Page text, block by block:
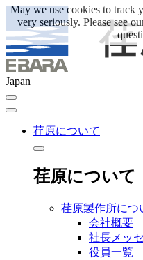
Japan
荏原について
荏原について
荏原製作所につ
会社概要
社長メッ
役員一覧
May we use cookies to track
very seriously. Please see